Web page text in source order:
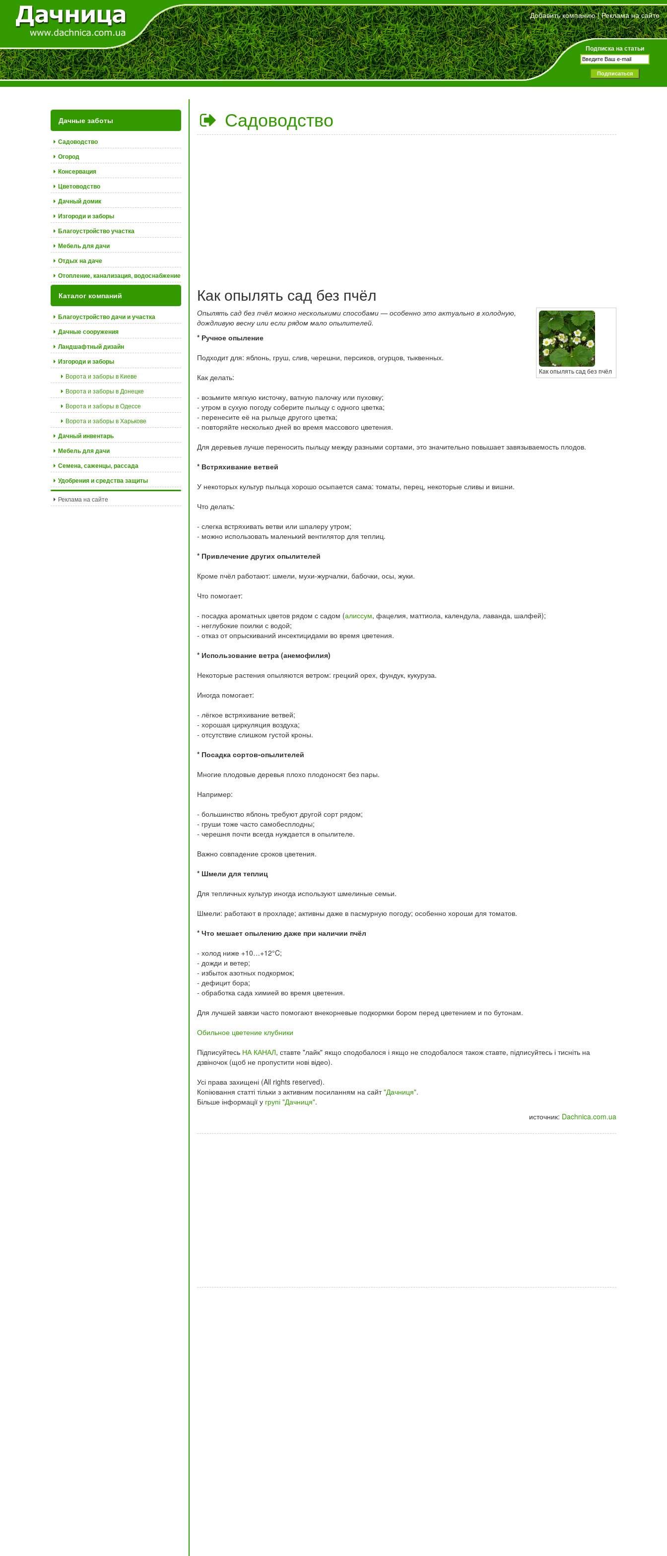
Добавить компанию|Реклама на сайте
Подписка на статьи
Дачные заботы
Садоводство
Огород
Консервация
Цветоводство
Дачный домик
Изгороди и заборы
Благоустройство участка
Мебель для дачи
Отдых на даче
Отопление, канализация, водоснабжение
Каталог компаний
Благоустройство дачи и участка
Дачные сооружения
Ландшафтный дизайн
Изгороди и заборы
Ворота и заборы в Киеве
Ворота и заборы в Донецке
Ворота и заборы в Одессе
Ворота и заборы в Харькове
Дачный инвентарь
Мебель для дачи
Семена, саженцы, рассада
Удобрения и средства защиты
Реклама на сайте
Садоводство
Как опылять сад без пчёл
Как опылять сад без пчёл
Опылять сад без пчёл можно несколькими способами — особенно это актуально в холодную,
дождливую весну или если рядом мало опылителей.
* Ручное опыление
Подходит для: яблонь, груш, слив, черешни, персиков, огурцов, тыквенных.
Как делать:
- возьмите мягкую кисточку, ватную палочку или пуховку;
- утром в сухую погоду соберите пыльцу с одного цветка;
- перенесите её на рыльце другого цветка;
- повторяйте несколько дней во время массового цветения.
Для деревьев лучше переносить пыльцу между разными сортами, это значительно повышает завязываемость плодов.
* Встряхивание ветвей
У некоторых культур пыльца хорошо осыпается сама: томаты, перец, некоторые сливы и вишни.
Что делать:
- слегка встряхивать ветви или шпалеру утром;
- можно использовать маленький вентилятор для теплиц.
* Привлечение других опылителей
Кроме пчёл работают: шмели, мухи-журчалки, бабочки, осы, жуки.
Что помогает:
- посадка ароматных цветов рядом с садом (алиссум, фацелия, маттиола, календула, лаванда, шалфей);
- неглубокие поилки с водой;
- отказ от опрыскиваний инсектицидами во время цветения.
* Использование ветра (анемофилия)
Некоторые растения опыляются ветром: грецкий орех, фундук, кукуруза.
Иногда помогает:
- лёгкое встряхивание ветвей;
- хорошая циркуляция воздуха;
- отсутствие слишком густой кроны.
* Посадка сортов-опылителей
Многие плодовые деревья плохо плодоносят без пары.
Например:
- большинство яблонь требуют другой сорт рядом;
- груши тоже часто самобесплодны;
- черешня почти всегда нуждается в опылителе.
Важно совпадение сроков цветения.
* Шмели для теплиц
Для тепличных культур иногда используют шмелиные семьи.
Шмели: работают в прохладе; активны даже в пасмурную погоду; особенно хороши для томатов.
* Что мешает опылению даже при наличии пчёл
- холод ниже +10…+12°C;
- дожди и ветер;
- избыток азотных подкормок;
- дефицит бора;
- обработка сада химией во время цветения.
Для лучшей завязи часто помогают внекорневые подкормки бором перед цветением и по бутонам.
Обильное цветение клубники
Підписуйтесь НА КАНАЛ, ставте "лайк" якщо сподобалося і якщо не сподобалося також ставте, підписуйтесь і тисніть на
дзвіночок (щоб не пропустити нові відео).
Усі права захищені (All rights reserved).
Копіювання статті тільки з активним посиланням на сайт"Дачниця".
Більше інформації у групі "Дачниця".
источник: Dachnica.com.ua